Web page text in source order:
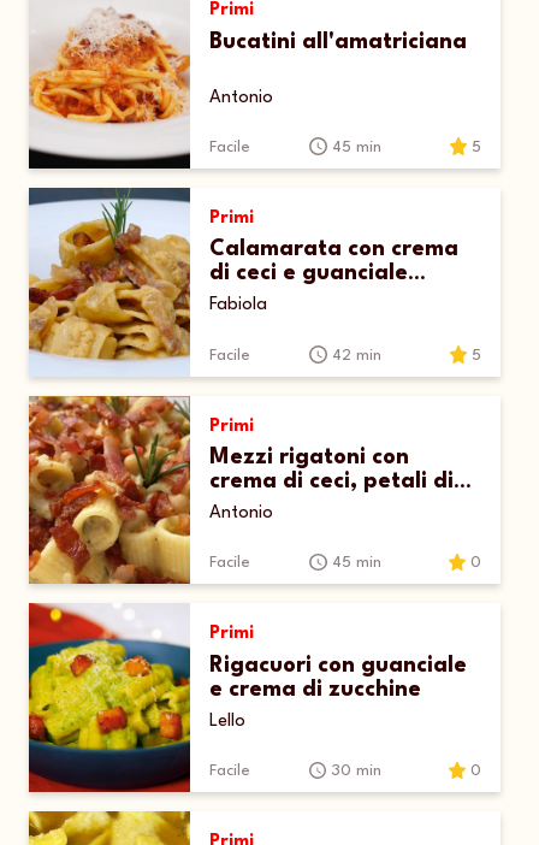
Primi
Bucatini all'amatriciana
Antonio
Facile 45 min 5
Primi
Calamarata con crema
di ceci e guanciale
croccante
Fabiola
Facile 42 min 5
Primi
Mezzi rigatoni con
crema di ceci, petali di
guanciale e rosmarino
Antonio
Facile 45 min 0
Primi
Rigacuori con guanciale
e crema di zucchine
Lello
Facile 30 min 0